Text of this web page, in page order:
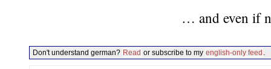
… and even if
Don't understand german? Read or subscribe to my english-only feed